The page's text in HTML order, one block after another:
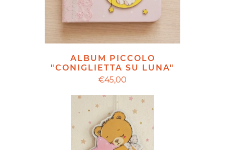
ALBUM PICCOLO
"CONIGLIETTA SU LUNA"
€45,00